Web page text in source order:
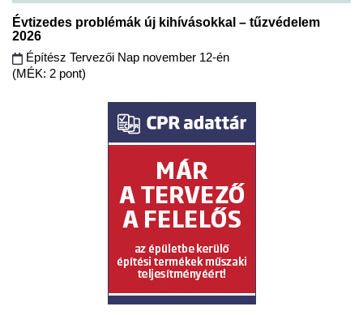
Évtizedes problémák új kihívásokkal – tűzvédelem
2026
Építész Tervezői Nap november 12-én
(MÉK: 2 pont)